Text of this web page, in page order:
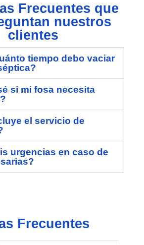
Frecuentes que
nuestros
clientes
tiempo debo vaciar
si mi fosa necesita
el servicio de
urgencias en caso de
Frecuentes